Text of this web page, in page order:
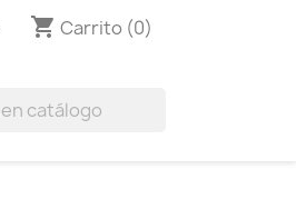
shopping_cart Carrito (0)